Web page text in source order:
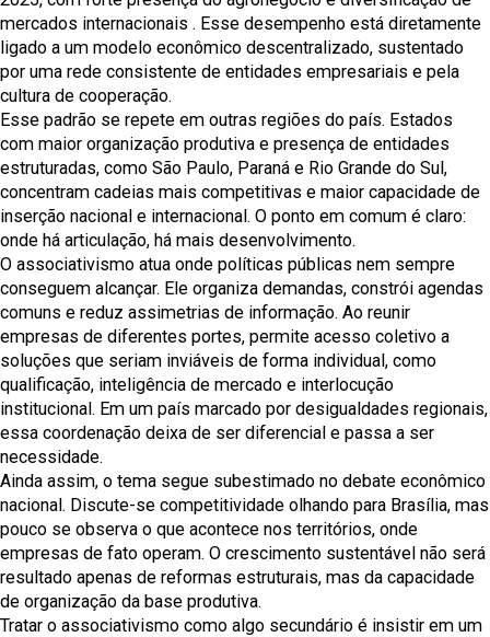
mercados internacionais . Esse desempenho está diretamente
ligado a um modelo econômico descentralizado, sustentado
por uma rede consistente de entidades empresariais e pela
cultura de cooperação.
Esse padrão se repete em outras regiões do país. Estados
com maior organização produtiva e presença de entidades
estruturadas, como São Paulo, Paraná e Rio Grande do Sul,
concentram cadeias mais competitivas e maior capacidade de
inserção nacional e internacional. O ponto em comum é claro:
onde há articulação, há mais desenvolvimento.
O associativismo atua onde políticas públicas nem sempre
conseguem alcançar. Ele organiza demandas, constrói agendas
comuns e reduz assimetrias de informação. Ao reunir
empresas de diferentes portes, permite acesso coletivo a
soluções que seriam inviáveis de forma individual, como
qualificação, inteligência de mercado e interlocução
institucional. Em um país marcado por desigualdades regionais,
essa coordenação deixa de ser diferencial e passa a ser
necessidade.
Ainda assim, o tema segue subestimado no debate econômico
nacional. Discute-se competitividade olhando para Brasília, mas
pouco se observa o que acontece nos territórios, onde
empresas de fato operam. O crescimento sustentável não será
resultado apenas de reformas estruturais, mas da capacidade
de organização da base produtiva.
Tratar o associativismo como algo secundário é insistir em um